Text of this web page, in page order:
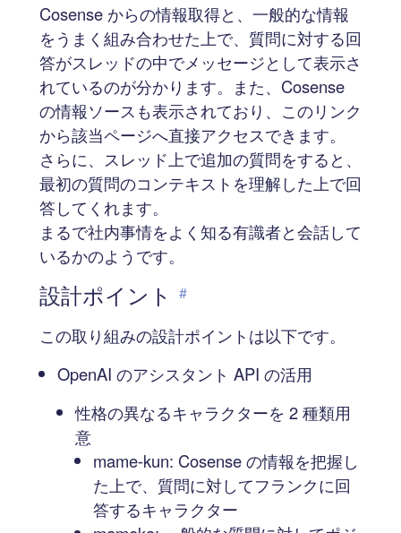
Cosense からの情報取得と、一般的な情報
をうまく組み合わせた上で、質問に対する回
答がスレッドの中でメッセージとして表示さ
れているのが分かります。また、Cosense
の情報ソースも表示されており、このリンク
から該当ページへ直接アクセスできます。
さらに、スレッド上で追加の質問をすると、
最初の質問のコンテキストを理解した上で回
答してくれます。
まるで社内事情をよく知る有識者と会話して
いるかのようです。
設計ポイント #
この取り組みの設計ポイントは以下です。
OpenAI のアシスタント API の活用
性格の異なるキャラクターを 2 種類用
意
mame-kun: Cosense の情報を把握し
た上で、質問に対してフランクに回
答するキャラクター